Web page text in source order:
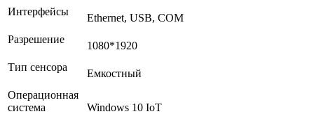
Интерфейсы
Ethernet, USB, COM
Разрешение
1080*1920
Тип сенсора
Емкостный
Операционная
система
Windows 10 IoT